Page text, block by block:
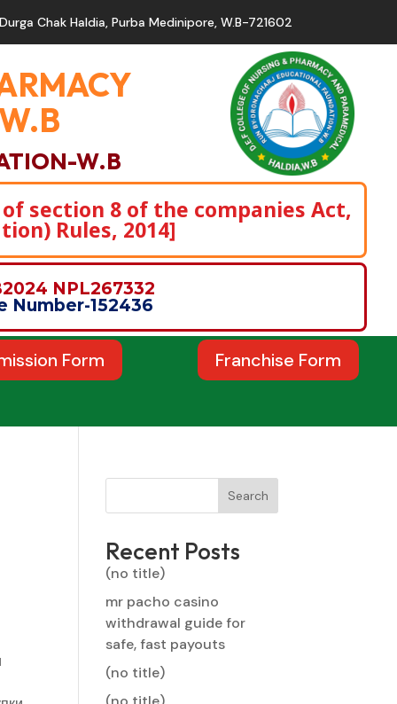
Durga Chak Haldia, Purba Medinipore, W.B-721602
W.B
section 8 of the companies Act,
Rules, 2014]
NPL267332
Number-152436
Form Franchise Form
Search
Recent Posts
(no title)
mr pacho casino
withdrawal guide for
safe, fast payouts
(no title)